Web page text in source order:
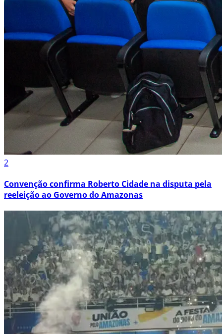
2
Convenção confirma Roberto Cidade na disputa pela
reeleição ao Governo do Amazonas